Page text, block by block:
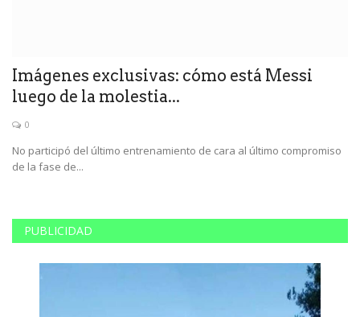
Imágenes exclusivas: cómo está Messi
luego de la molestia...
0
No participó del último entrenamiento de cara al último compromiso
de la fase de...
PUBLICIDAD